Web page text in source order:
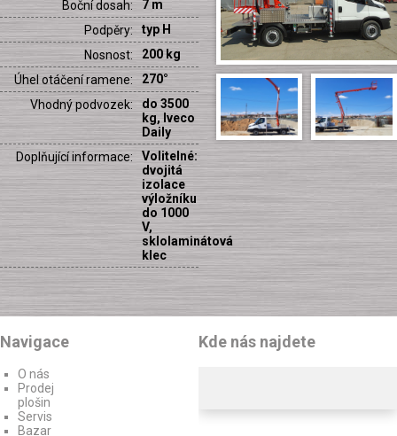
Boční dosah:
7 m
Podpěry:
typ H
Nosnost:
200 kg
Úhel otáčení ramene:
270°
Vhodný podvozek:
do 3500
kg, Iveco
Daily
Doplňující informace:
Volitelné:
dvojitá
izolace
výložníku
do 1000
V,
sklolaminátová
klec
Navigace
O nás
Prodej
plošin
Servis
Bazar
Kde nás najdete